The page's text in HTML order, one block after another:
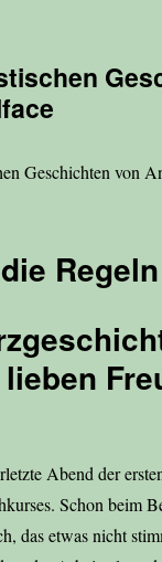
Regeln
Abend der
Schon beim
das etwas nicht